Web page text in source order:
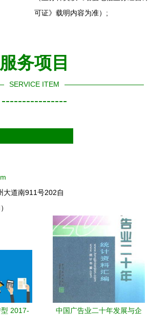
可证》载明内容为准）;
服务项目
SERVICE ITEM
----------------
大道南911号202自
2017-
中国广告业二十年发展与企